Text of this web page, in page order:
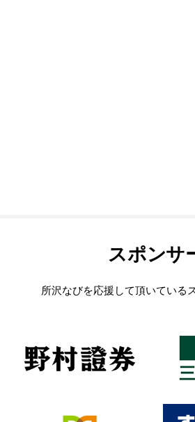
スポンサ
所沢なびを応援して頂いている